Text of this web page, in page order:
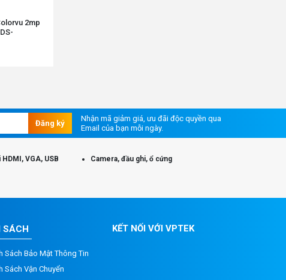
2mp
Đăng ký
Nhận mã giảm giá, ưu đãi độc quyền qua
Email của bạn mỗi ngày.
VGA, USB Camera, đầu ghi, ổ cứng
SÁCH
Sách Bảo Mật Thông Tin
Sách Vận Chuyển
KẾT NỐI VỚI VPTEK